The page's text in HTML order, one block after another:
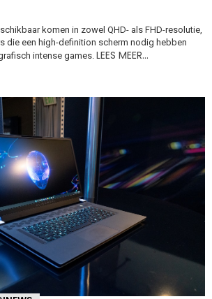
komen in zowel QHD- als FHD-resolutie,
die een high-definition scherm nodig hebben
intense games. LEES MEER…